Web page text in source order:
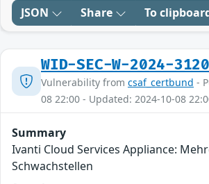
JSON Share To
WID-SEC-W-2024-3120
Vulnerability from csaf_certbund -
08 22:00 - Updated: 2024-10-08
Summary
Ivanti Cloud Services Appliance:
Schwachstellen